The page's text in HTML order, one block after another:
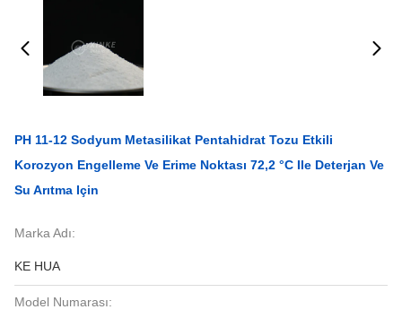
PH 11-12 Sodyum Metasilikat Pentahidrat Tozu Etkili
Korozyon Engelleme Ve Erime Noktası 72,2 °C Ile Deterjan Ve
Su Arıtma Için
Marka Adı:
KE HUA
Model Numarası: